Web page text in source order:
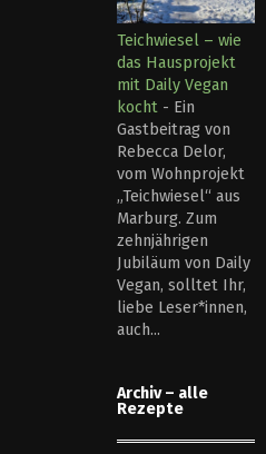
Teichwiesel – wie
das Hausprojekt
mit Daily Vegan
kocht - Ein
Gastbeitrag von
Rebecca Delor,
vom Wohnprojekt
„Teichwiesel“ aus
Marburg. Zum
zehnjährigen
Jubiläum von Daily
Vegan, solltet Ihr,
liebe Leser*innen,
auch...
Archiv – alle
Rezepte